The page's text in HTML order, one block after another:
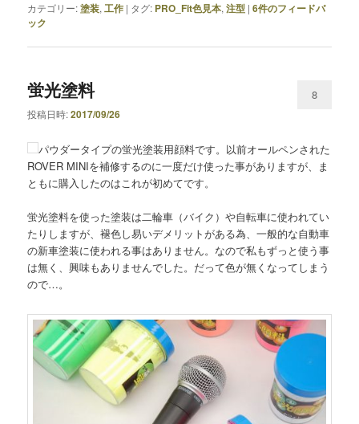
カテゴリー:塗装,工作 | タグ: PRO_Fit色見本,注型 |6件のフィードバ
ック
蛍光塗料
投稿日時:2017/09/26
8
パウダータイプの蛍光塗装用顔料です。以前オールペンされた
ROVER MINIを補修するのに一度だけ使った事がありますが、ま
ともに購入したのはこれが初めてです。
蛍光塗料を使った塗装は二輪車（バイク）や自転車に使われてい
たりしますが、褪色し易いデメリットがある為、一般的な自動車
の新車塗装に使われる事はありません。なので私もずっと使う事
は無く、興味もありませんでした。だって色が無くなってしまう
ので…。